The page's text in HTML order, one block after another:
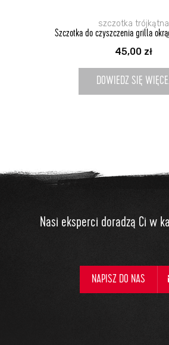
szczotka trójkątna
Szczotka do czyszczenia grilla
45,00 zł
DOWIEDZ SIĘ
Nasi eksperci doradzą Ci w
NAPISZ DO NAS